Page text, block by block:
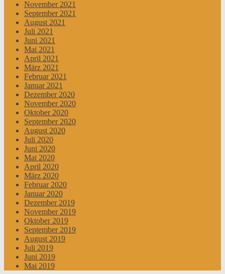
November 2021
September 2021
August 2021
Juli 2021
Juni 2021
Mai 2021
April 2021
März 2021
Februar 2021
Januar 2021
Dezember 2020
November 2020
Oktober 2020
September 2020
August 2020
Juli 2020
Juni 2020
Mai 2020
April 2020
März 2020
Februar 2020
Januar 2020
Dezember 2019
November 2019
Oktober 2019
September 2019
August 2019
Juli 2019
Juni 2019
Mai 2019